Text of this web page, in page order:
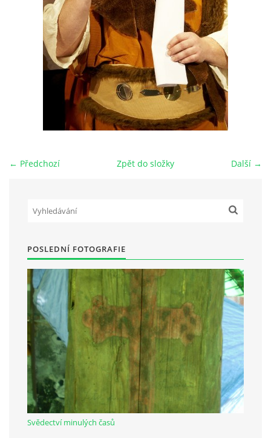
FOTOALBUM
ČLENOVÉ - SOUČASNOST
HRY DO ROKU 1973
MÍSTO PRO VAŠE VZKAZY!!
Občanská vzdělávací jednota "Komenský" v Choceradech z.s.
257 24 Chocerady
IČ: 498 28 614
Kontaktní osoba:
Mgr. Miroslava Cinkeisová
723 967 851
Mirkaci@email.cz
© 2026 eStránky.cz RSS
← Předchozí Další →
Zpět do složky
POSLEDNÍ FOTOGRAFIE
Svědectví minulých časů